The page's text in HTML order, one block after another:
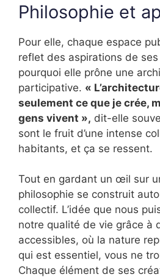
Philosophie et
Pour elle, chaque espace
reflet des aspirations de ses
pourquoi elle prône une
participative. «
seulement ce que je crée,
gens vivent », dit-elle
sont le fruit d’une intense
habitants, et ça se ressent.
Tout en gardant un œil sur
philosophie se construit
collectif. L’idée que nous
notre qualité de vie grâce à
accessibles, où la nature
qui est essentiel, vous ne
Chaque élément de ses